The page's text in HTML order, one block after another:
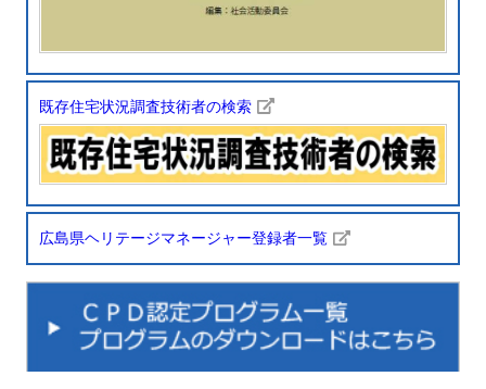
既存住宅状況調査技術者の検索
広島県ヘリテージマネージャー登録者一覧